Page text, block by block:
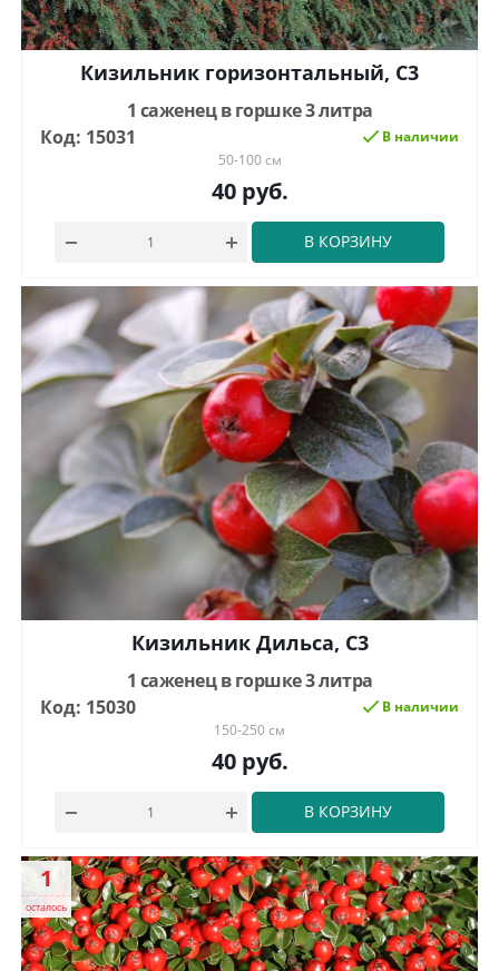
Кизильник горизонтальный, С3
1 саженец в горшке 3 литра
Код: 15031
В наличии
50-100 см
40руб.
В КОРЗИНУ
Кизильник Дильса, С3
1 саженец в горшке 3 литра
Код: 15030
В наличии
150-250 см
40руб.
В КОРЗИНУ
1
осталось